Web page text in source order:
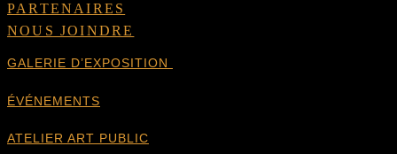
PARTENAIRES
NOUS JOINDRE
GALERIE D’EXPOSITION
ÉVÉNEMENTS
ATELIER ART PUBLIC